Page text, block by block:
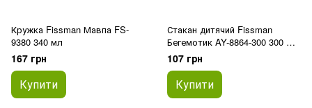
Кружка Fissman Мавпа FS-
9380 340 мл
167 грн
Купити
Стакан дитячий Fissman
Бегемотик AY-8864-300 300 мл
бузковий
107 грн
Купити